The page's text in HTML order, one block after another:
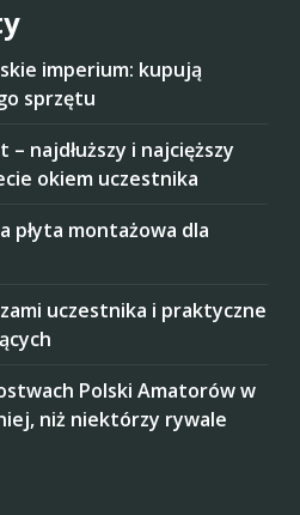
imperium: kupują
sprzętu
najdłuższy i najcięższy
okiem uczestnika
płyta montażowa dla
uczestnika i praktyczne
Polski Amatorów w
niż niektórzy rywale